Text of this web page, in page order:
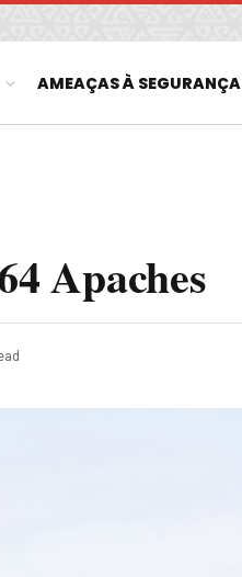
AMEAÇAS À SEGURANÇA
Apaches